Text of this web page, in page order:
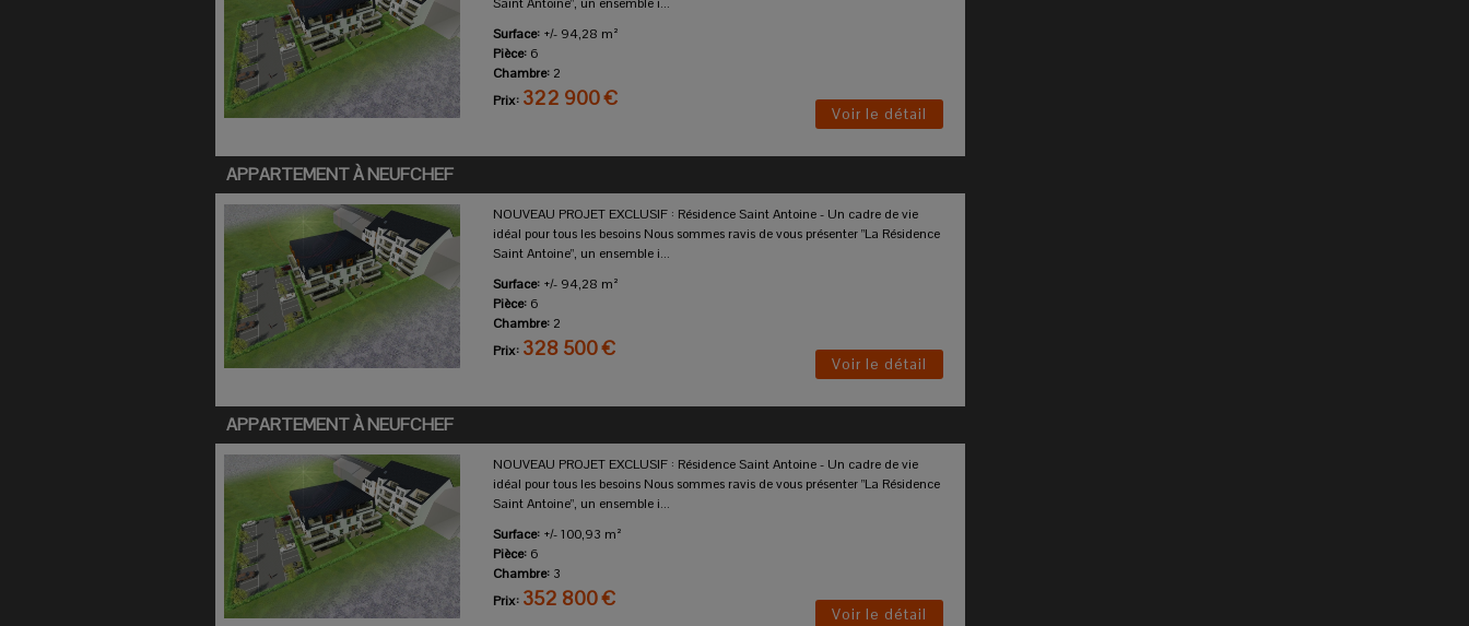
Surface: +/- 94,28 m²
Pièce: 6
Chambre: 2
Prix: 322 900 €
Voir le détail
APPARTEMENT ÀNEUFCHEF
NOUVEAU PROJET EXCLUSIF : Résidence Saint Antoine - Un cadre de vie
idéal pour tous les besoins Nous sommes ravis de vous présenter "La Résidence
Saint Antoine", un ensemble i...
Surface: +/- 94,28 m²
Pièce: 6
Chambre: 2
Prix: 328 500 €
Voir le détail
APPARTEMENT ÀNEUFCHEF
NOUVEAU PROJET EXCLUSIF : Résidence Saint Antoine - Un cadre de vie
idéal pour tous les besoins Nous sommes ravis de vous présenter "La Résidence
Saint Antoine", un ensemble i...
Surface: +/- 100,93 m²
Pièce: 6
Chambre: 3
Prix: 352 800 €
Voir le détail